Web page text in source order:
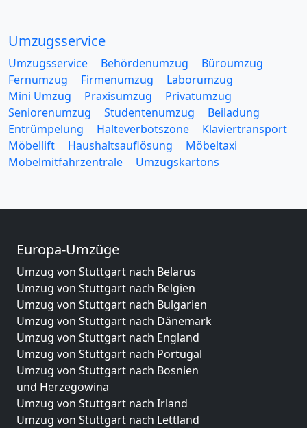
Umzugsservice
Umzugsservice Behördenumzug
Büroumzug
Fernumzug
Firmenumzug
Laborumzug
Mini Umzug
Praxisumzug
Privatumzug
Seniorenumzug
Studentenumzug
Beiladung
Entrümpelung
Halteverbotszone
Klaviertransport
Möbellift
Haushaltsauflösung
Möbeltaxi
Möbelmitfahrzentrale
Umzugskartons
Europa-Umzüge
Umzug von Stuttgart nach Belarus
Umzug von Stuttgart nach Belgien
Umzug von Stuttgart nach Bulgarien
Umzug von Stuttgart nach Dänemark
Umzug von Stuttgart nach England
Umzug von Stuttgart nach Portugal
Umzug von Stuttgart nach Bosnien
und Herzegowina
Umzug von Stuttgart nach Irland
Umzug von Stuttgart nach Lettland